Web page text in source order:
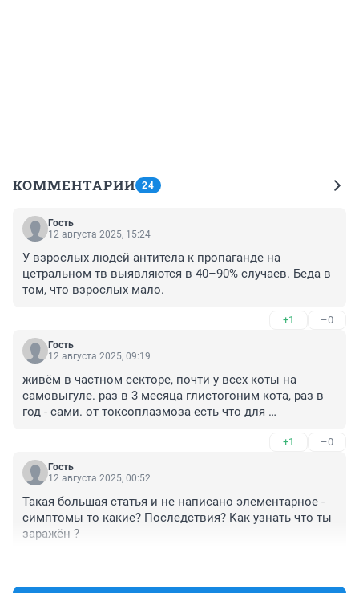
КОММЕНТАРИИ 24
Гость
12 августа 2025, 15:24
У взрослых людей антитела к пропаганде на
цетральном тв выявляются в 40–90% случаев. Беда в
том, что взрослых мало.
+1 –0
Гость
12 августа 2025, 09:19
живём в частном секторе, почти у всех коты на
самовыгуле. раз в 3 месяца глистогоним кота, раз в
год - сами. от токсоплазмоза есть что для
+1 –0
Гость
12 августа 2025, 00:52
Такая большая статья и не написано элементарное -
симптомы то какие? Последствия? Как узнать что ты
заражён ?